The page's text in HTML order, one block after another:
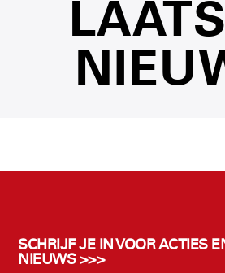
SCHRIJF JE IN VOOR ACTIES
NIEUWS >>>